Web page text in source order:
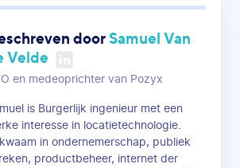
doorSamuel Van
Velde
en medeoprichter van Pozyx
is Burgerlijk ingenieur met een
interesse in locatietechnologie.
in ondernemerschap, publiek
productbeheer, internet der